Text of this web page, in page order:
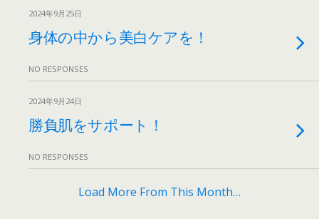
2024年9月25日
身体の中から美白ケアを！
NO RESPONSES
2024年9月24日
勝負肌をサポート！
NO RESPONSES
Load More From This Month…